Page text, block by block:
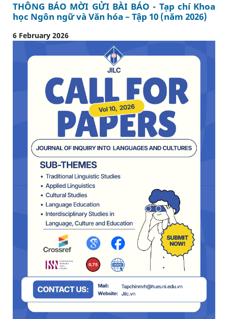
THÔNG BÁO MỜI GỬI BÀI BÁO - Tạp chí Khoa
học Ngôn ngữ và Văn hóa – Tập 10 (năm 2026)
6 February 2026